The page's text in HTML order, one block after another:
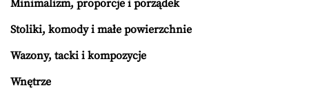
Minimalizm, proporcje i porządek
Stoliki, komody i małe powierzchnie
Wazony, tacki i kompozycje
Wnętrze